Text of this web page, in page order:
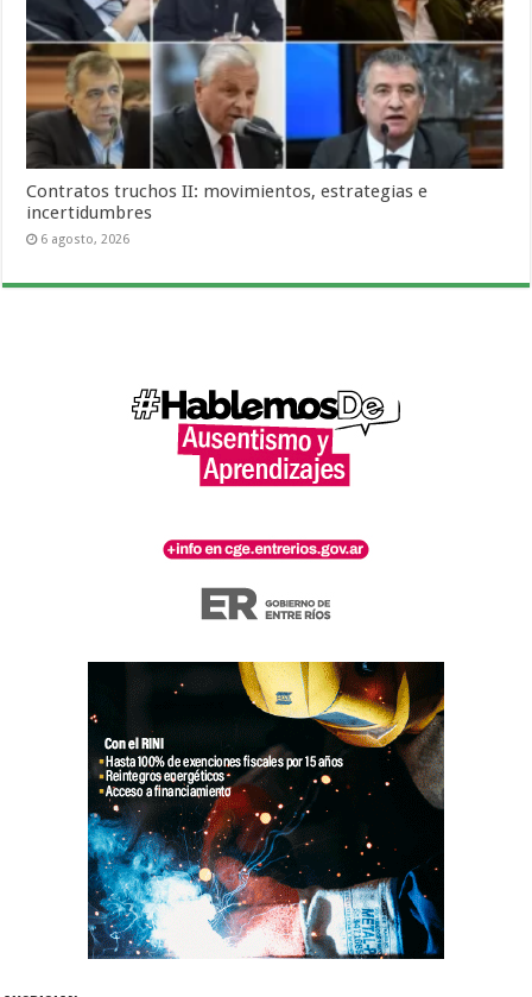
Contratos truchos II: movimientos, estrategias e
incertidumbres
6 agosto, 2026